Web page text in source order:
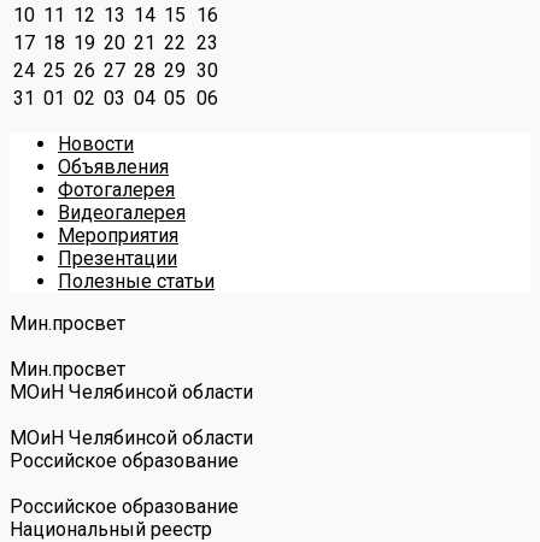
10 11 12 13 14 15 16
17 18 19 20 21 22 23
24 25 26 27 28 29 30
31 01 02 03 04 05 06
Новости
Объявления
Фотогалерея
Видеогалерея
Мероприятия
Презентации
Полезные статьи
Мин.просвет
Мин.просвет
МОиН Челябинсой области
МОиН Челябинсой области
Российское образование
Российское образование
Национальный реестр